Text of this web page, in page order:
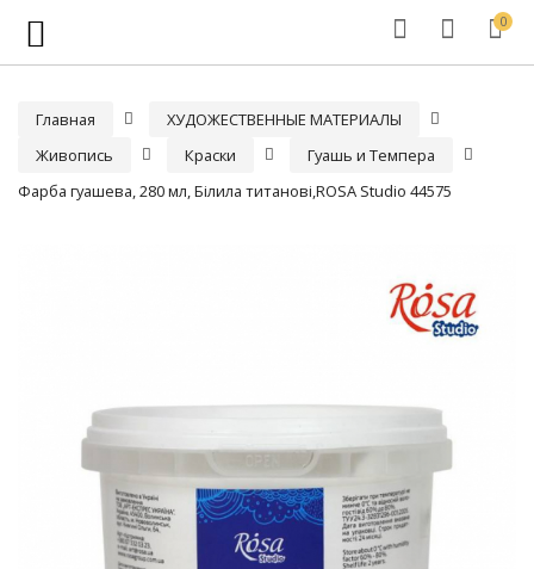
0
Главная
ХУДОЖЕСТВЕННЫЕ МАТЕРИАЛЫ
Живопись
Краски
Гуашь и Темпера
Фарба гуашева, 280 мл, Білила титанові,ROSA Studio 44575